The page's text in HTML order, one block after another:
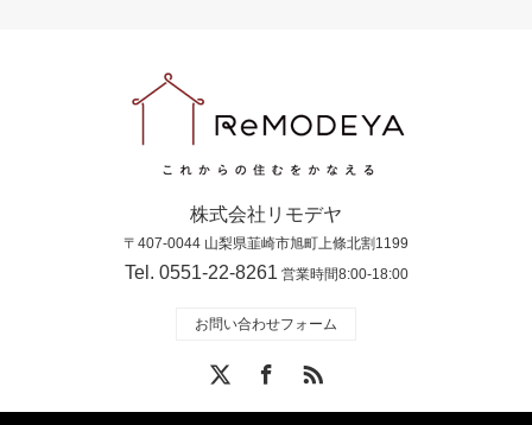
株式会社リモデヤ
〒407-0044 山梨県韮崎市旭町上條北割1199
Tel. 0551-22-8261営業時間8:00-18:00
お問い合わせフォーム
RSS